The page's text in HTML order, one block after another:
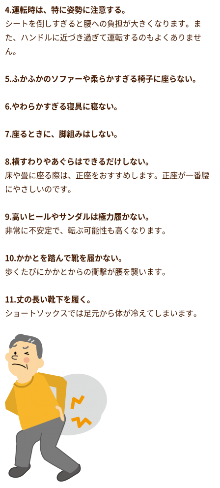
4.運転時は、特に姿勢に注意する。
シートを倒しすぎると腰への負担が大きくなります。ま
た、ハンドルに近づき過ぎて運転するのもよくありませ
ん。
5.ふかふかのソファーや柔らかすぎる椅子に座らない。
6.やわらかすぎる寝具に寝ない。
7.座るときに、脚組みはしない。
8.横すわりやあぐらはできるだけしない。
床や畳に座る際は、正座をおすすめします。正座が一番腰
にやさしいのです。
9.高いヒールやサンダルは極力履かない。
非常に不安定で、転ぶ可能性も高くなります。
10.かかとを踏んで靴を履かない。
歩くたびにかかとからの衝撃が腰を襲います。
11.丈の長い靴下を履く。
ショートソックスでは足元から体が冷えてしまいます。